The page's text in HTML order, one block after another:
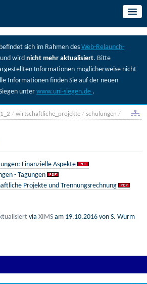
sich im Rahmen des Web-Relaunch-
wirdnicht mehr aktualisiert. Bitte
Informationen möglicherweise nicht
Informationen finden Sie auf der neuen
unter www.uni-siegen.de .
/ wirtschaftliche_projekte / schulungen /
Finanzielle Aspekte
- Tagungen
Projekte und Trennungsrechnung
via XIMSam 19.10.2016von S. Wurm